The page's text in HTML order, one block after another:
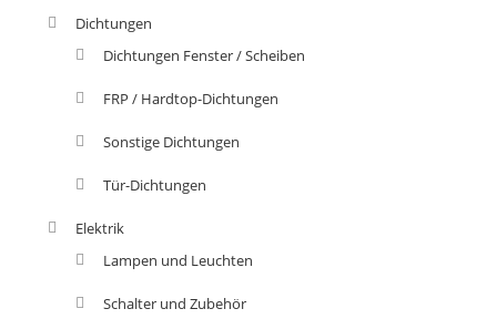
Dichtungen
Dichtungen Fenster / Scheiben
FRP / Hardtop-Dichtungen
Sonstige Dichtungen
Tür-Dichtungen
Elektrik
Lampen und Leuchten
Schalter und Zubehör